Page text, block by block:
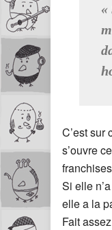
«
C’est sur
s’ouvre
Si elle
elle a la
Fait